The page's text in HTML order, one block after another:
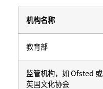
机构名称
教育部
监管机构，如 Ofsted 或
英国文化协会